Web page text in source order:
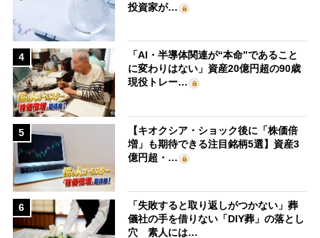
投資家が…
4
「AI・半導体関連が“本命”であること
に変わりはない」資産20億円超の90歳
現役トレー…
5
【キオクシア・ショック後に「株価倍
増」も期待できる注目銘柄5選】資産3
億円超・…
6
「失敗すると取り返しがつかない」葬
儀社の手を借りない「DIY葬」の落とし
穴 素人には…